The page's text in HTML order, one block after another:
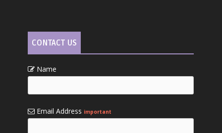
CONTACT US
Name
Email Address important